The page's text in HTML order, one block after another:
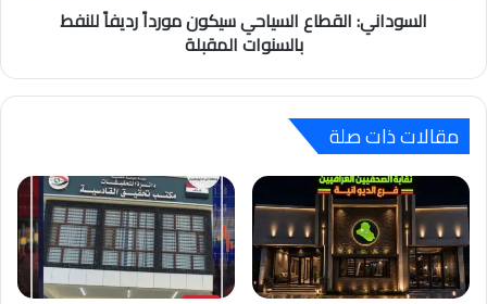
السوداني: القطاع السياحي سيكون مورداً رديفاً للنفط
بالسنوات المقبلة
مقالات ذات صلة